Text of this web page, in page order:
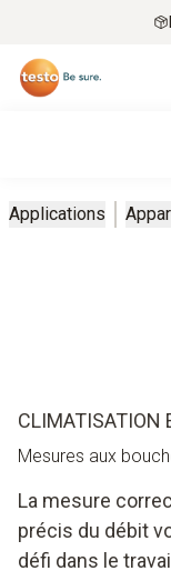
Applications
CLIMATISATION
Mesures aux
La mesure
précis du débit
défi dans le